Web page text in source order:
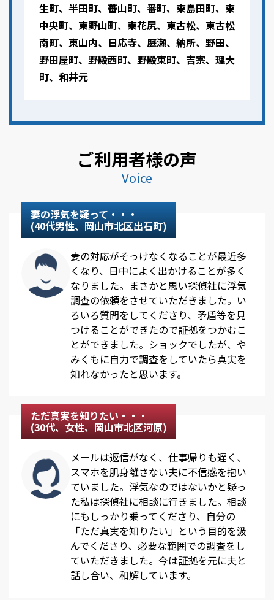
生町、半田町、蕃山町、番町、東島田町、東
中央町、東野山町、東花尻、東古松、東古松
南町、東山内、日応寺、庭瀬、納所、野田、
野田屋町、野殿西町、野殿東町、吉宗、理大
町、和井元
ご利用者様の声
Voice
妻の浮気を疑って・・・
(40代男性、岡山市北区出石町)
妻の対応がそっけなくなることが最近多
くなり、日中によく出かけることが多く
なりました。まさかと思い探偵社に浮気
調査の依頼をさせていただきました。い
ろいろ質問をしてくださり、矛盾等を見
つけることができたので証拠をつかむこ
とができました。ショックでしたが、や
みくもに自力で調査をしていたら真実を
知れなかったと思います。
ただ真実を知りたい・・・
(30代、女性、岡山市北区河原)
メールは返信がなく、仕事帰りも遅く、
スマホを肌身離さない夫に不信感を抱い
ていました。浮気なのではないかと疑っ
た私は探偵社に相談に行きました。相談
にもしっかり乗ってくださり、自分の
「ただ真実を知りたい」という目的を汲
んでくださり、必要な範囲での調査をし
ていただきました。今は証拠を元に夫と
話し合い、和解しています。